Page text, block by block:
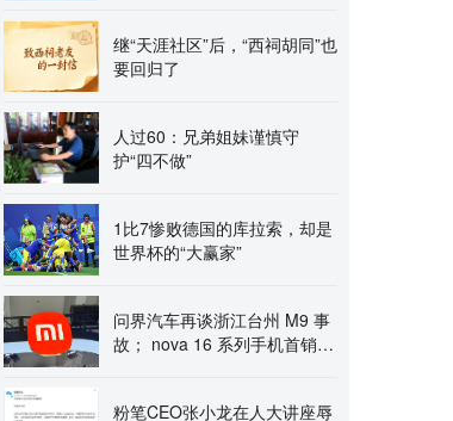
继“天涯社区”后，“西祠胡同”也
要回归了
人过60：兄弟姐妹谨慎守
护“四不做”
1比7惨败德国的库拉索，却是
世界杯的“大赢家”
问界汽车再谈浙江台州 M9 事
故； nova 16 系列手机首销情
粉笔CEO张小龙在人大讲座辱